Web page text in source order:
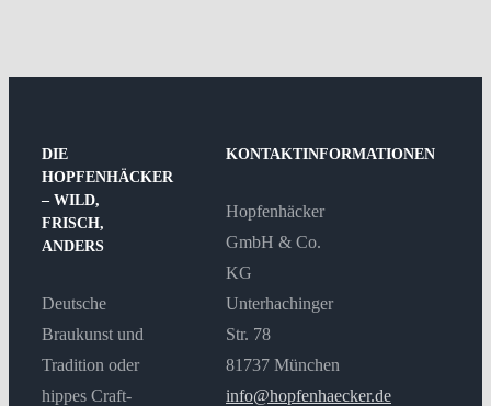
DIE
HOPFENHÄCKER
– WILD,
FRISCH,
ANDERS
Deutsche
Braukunst und
Tradition oder
hippes Craft-
KONTAKTINFORMATIONEN
Hopfenhäcker
GmbH & Co.
KG
Unterhachinger
Str. 78
81737 München
info@hopfenhaecker.de